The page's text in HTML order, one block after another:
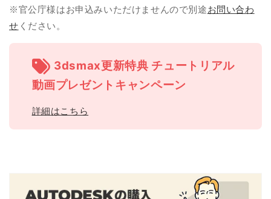
※官公庁様はお申込みいただけませんので別途お問い合わ
せ ください。
3dsmax更新特典 チュートリアル
動画プレゼントキャンペーン
詳細はこちら